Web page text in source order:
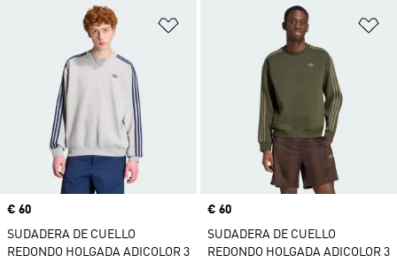
Añadir a la lista de deseos
Precio
€ 60
SUDADERA DE CUELLO
REDONDO HOLGADA ADICOLOR 3
Precio
€ 60
SUDADERA DE CUELLO
REDONDO HOLGADA ADICOLOR 3